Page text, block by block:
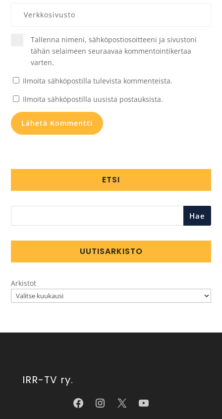
Tallenna nimeni, sähköpostiosoitteeni ja sivustoni
tähän selaimeen seuraavaa kommentointikertaa
varten.
Ilmoita sähköpostilla tulevista kommenteista.
Ilmoita sähköpostilla uusista postauksista.
ETSI
Hae
UUTISARKISTO
Arkistot
IRR-TV ry.